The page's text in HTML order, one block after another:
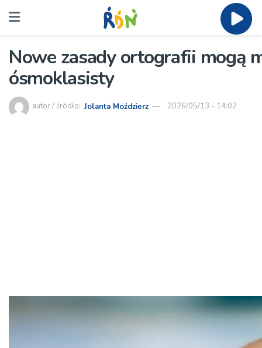
Nowe zasady ortografii mogą
ósmoklasisty
autor / źródło: Jolanta Moździerz 2026/05/13 - 14:02